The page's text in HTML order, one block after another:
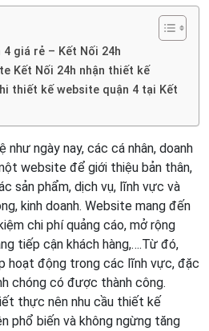
giá rẻ – Kết Nối 24h
Kết Nối 24h nhận thiết kế
thiết kế website quận 4 tại Kết
như ngày nay, các cá nhân, doanh
website để giới thiệu bản thân,
sản phẩm, dịch vụ, lĩnh vực và
kinh doanh. Website mang đến
chi phí quảng cáo, mở rộng
tiếp cận khách hàng,….Từ đó,
hoạt động trong các lĩnh vực, đặc
chóng có được thành công.
thực nên nhu cầu thiết kế
phổ biến và không ngừng tăng